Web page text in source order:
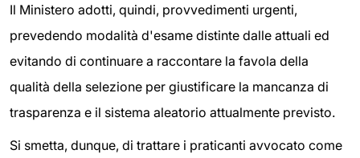
Il Ministero adotti, quindi, provvedimenti urgenti,
prevedendo modalità d'esame distinte dalle attuali ed
evitando di continuare a raccontare la favola della
qualità della selezione per giustificare la mancanza di
trasparenza e il sistema aleatorio attualmente previsto.
Si smetta, dunque, di trattare i praticanti avvocato come